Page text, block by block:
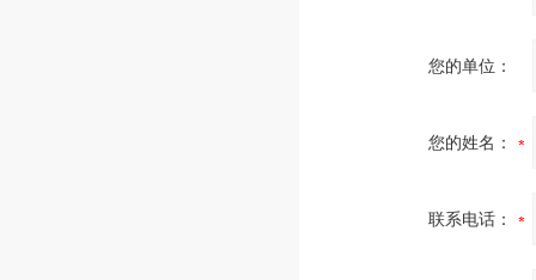
您的单位：
您的姓名：
联系电话：